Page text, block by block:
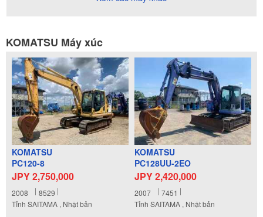
KOMATSU Máy xúc
KOMATSU
PC120-8
JPY 2,750,000
2008
8529
Tỉnh SAITAMA , Nhật bản
KOMATSU
PC128UU-2EO
JPY 2,420,000
2007
7451
Tỉnh SAITAMA , Nhật bản